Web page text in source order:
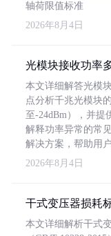
轴荷限值标准
2026年8月4日
光模块接收功率
本文详细解答光模
点分析千兆光模块
至-24dBm），并提
解释功率异常的常
解决方案，帮助用
2026年8月4日
干式变压器损耗
本文详细解析干式